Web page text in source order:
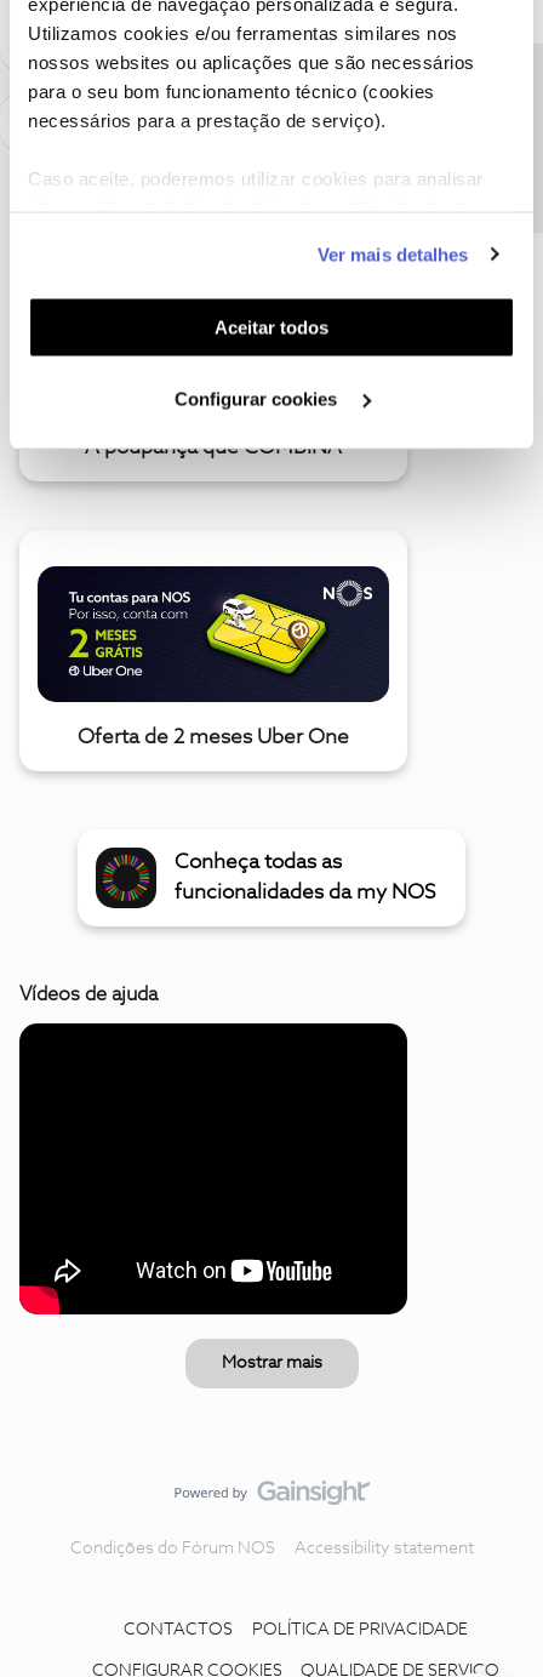
Utilizamos cookies e/ou ferramentas similares nos
nossos websites ou aplicações que são necessários
para o seu bom funcionamento técnico (cookies
necessários para a prestação de serviço).
Caso aceite, poderemos utilizar cookies para analisar
funcionalidades (cookies de personalização e
funcionalidade) e adaptar anúncios aos seus interesses
(cookies de publicidade personalizada). Pode gerir a
utilização dos cookies clicando em "Configurar
Ver mais detalhes
Aceitar todos
Configurar cookies
A poupança que COMBINA
Oferta de 2 meses Uber One
Conheça todas as
funcionalidades da my NOS
Vídeos de ajuda
Mostrar mais
Condições do Fórum NOS Accessibility statement
CONTACTOS POLÍTICA DE PRIVACIDADE
CONFIGURAR COOKIES QUALIDADE DE SERVIÇO